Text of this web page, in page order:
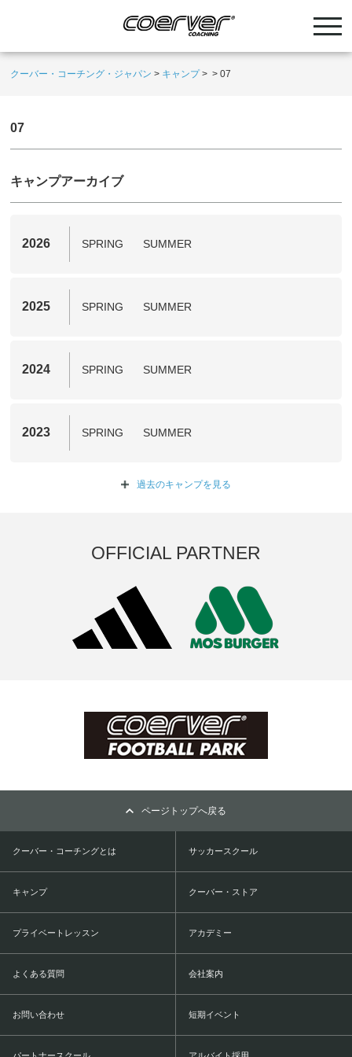
クーバー・コーチング・ジャパン > キャンプ> >07
07
キャンプアーカイブ
2026 SPRING SUMMER
2025 SPRING SUMMER
2024 SPRING SUMMER
2023 SPRING SUMMER
過去のキャンプを 見る
OFFICIAL PARTNER
ページトップへ戻る
クーバー・コーチングとは サッカースクール
キャンプ クーバー・ストア
プライベートレッスン アカデミー
よくある質問 会社案内
お問い合わせ 短期イベント